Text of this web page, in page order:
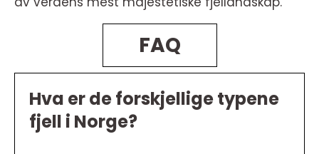
FAQ
Hva er de forskjellige typene
fjell i Norge?